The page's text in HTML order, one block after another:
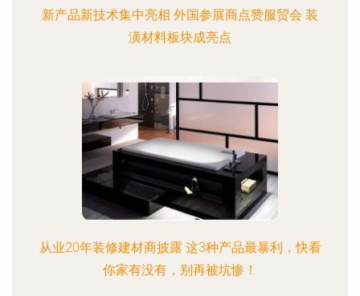
新产品新技术集中亮相 外国参展商点赞服贸会 装
潢材料板块成亮点
从业20年装修建材商披露 这3种产品最暴利，快看
你家有没有，别再被坑惨！